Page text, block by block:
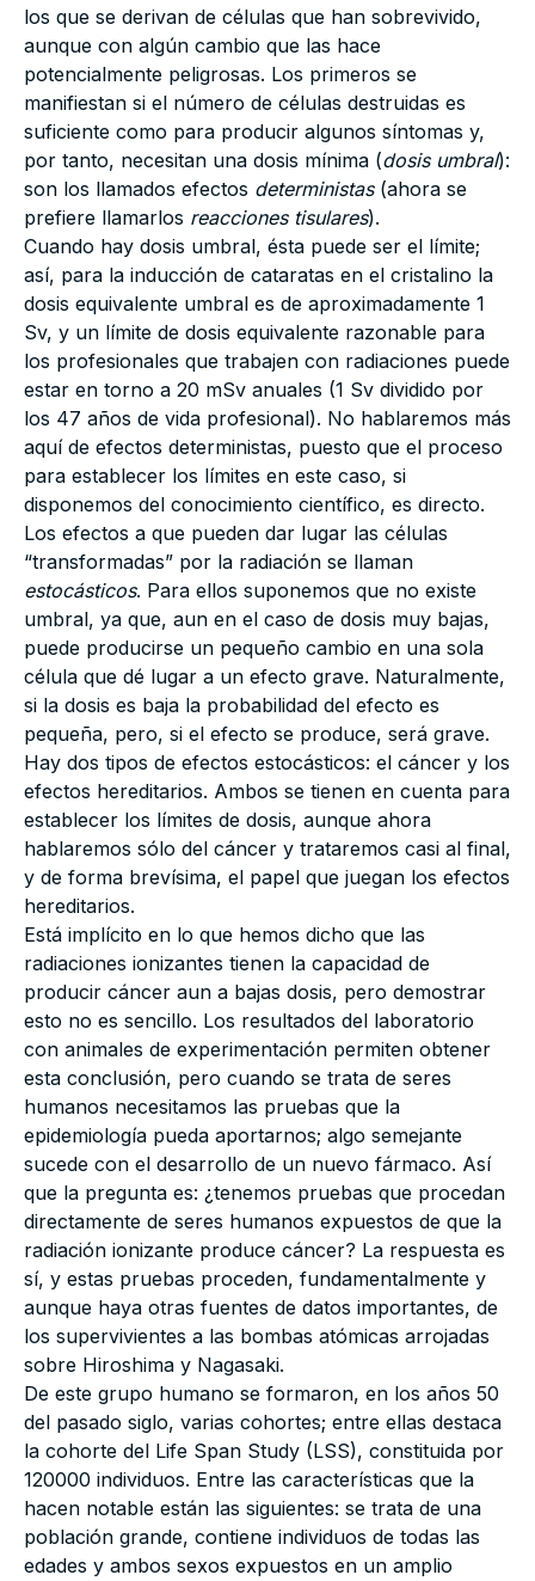
los que se derivan de células que han sobrevivido,
aunque con algún cambio que las hace
potencialmente peligrosas. Los primeros se
manifiestan si el número de células destruidas es
suficiente como para producir algunos síntomas y,
por tanto, necesitan una dosis mínima (dosis umbral):
son los llamados efectos deterministas(ahora se
prefiere llamarlos reacciones tisulares).
Cuando hay dosis umbral, ésta puede ser el límite;
así, para la inducción de cataratas en el cristalino la
dosis equivalente umbral es de aproximadamente 1
Sv, y un límite de dosis equivalente razonable para
los profesionales que trabajen con radiaciones puede
estar en torno a 20 mSv anuales (1 Sv dividido por
los 47 años de vida profesional). No hablaremos más
aquí de efectos deterministas, puesto que el proceso
para establecer los límites en este caso, si
disponemos del conocimiento científico, es directo.
Los efectos a que pueden dar lugar las células
“transformadas” por la radiación se llaman
estocásticos. Para ellos suponemos que no existe
umbral, ya que, aun en el caso de dosis muy bajas,
puede producirse un pequeño cambio en una sola
célula que dé lugar a un efecto grave. Naturalmente,
si la dosis es baja la probabilidad del efecto es
pequeña, pero, si el efecto se produce, será grave.
Hay dos tipos de efectos estocásticos: el cáncer y los
efectos hereditarios. Ambos se tienen en cuenta para
establecer los límites de dosis, aunque ahora
hablaremos sólo del cáncer y trataremos casi al final,
y de forma brevísima, el papel que juegan los efectos
hereditarios.
Está implícito en lo que hemos dicho que las
radiaciones ionizantes tienen la capacidad de
producir cáncer aun a bajas dosis, pero demostrar
esto no es sencillo. Los resultados del laboratorio
con animales de experimentación permiten obtener
esta conclusión, pero cuando se trata de seres
humanos necesitamos las pruebas que la
epidemiología pueda aportarnos; algo semejante
sucede con el desarrollo de un nuevo fármaco. Así
que la pregunta es: ¿tenemos pruebas que procedan
directamente de seres humanos expuestos de que la
radiación ionizante produce cáncer? La respuesta es
sí, y estas pruebas proceden, fundamentalmente y
aunque haya otras fuentes de datos importantes, de
los supervivientes a las bombas atómicas arrojadas
sobre Hiroshima y Nagasaki.
De este grupo humano se formaron, en los años 50
del pasado siglo, varias cohortes; entre ellas destaca
la cohorte del Life Span Study (LSS), constituida por
120000 individuos. Entre las características que la
hacen notable están las siguientes: se trata de una
población grande, contiene individuos de todas las
edades y ambos sexos expuestos en un amplio